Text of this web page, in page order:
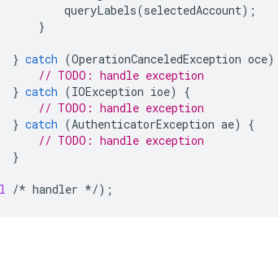
queryLabels(selectedAccount);
}
} catch (OperationCanceledException oce)
// TODO: handle exception
} catch (IOException ioe)
{
// TODO: handle exception
} catch (AuthenticatorException ae)
{
// TODO: handle exception
}
/* handler */);